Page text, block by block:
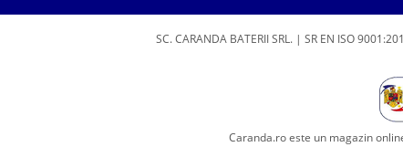
SC. CARANDA BATERII SRL. | SR EN ISO
Caranda.ro este un magazin